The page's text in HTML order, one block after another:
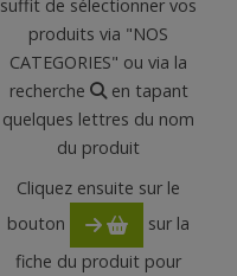
suffit de sélectionner vos
produits via "NOS
CATEGORIES" ou via la
recherche
en tapant
quelques lettres du nom
du produit
Cliquez ensuite sur le
bouton
sur la
fiche du produit pour